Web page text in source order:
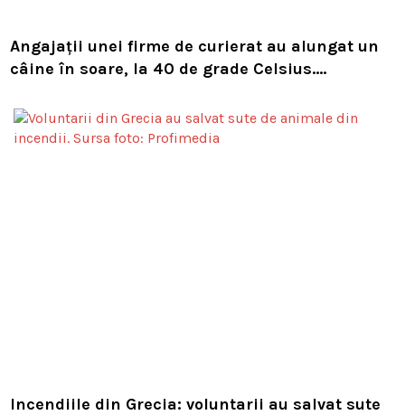
Angajații unei firme de curierat au alungat un
câine în soare, la 40 de grade Celsius.
Incendiile din Grecia: voluntarii au salvat sute